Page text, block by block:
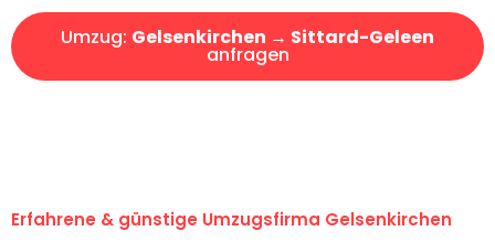
Umzug: Gelsenkirchen → Sittard-Geleen
anfragen
Erfahrene & günstige Umzugsfirma Gelsenkirchen